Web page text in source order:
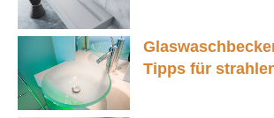
Tipps für